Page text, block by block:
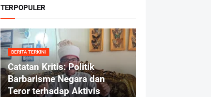
TERPOPULER
BERITA TERKINI
Catatan Kritis: Politik
Barbarisme Negara dan
Teror terhadap Aktivis